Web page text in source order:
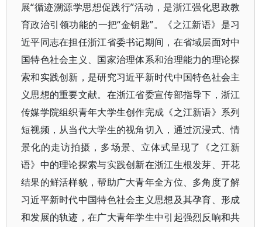
展“循迹溯源学思想促践行”活动，是浙江强化思政教
育政治引领功能的一把“金钥匙”。《之江新语》是习
近平同志在担任浙江省委书记期间，在省域层面对中
国特色社会主义、国家治理体系和治理能力的理论探
索和实践创新，是研究习近平新时代中国特色社会主
义思想的重要文献。在浙江省委宣传部指导下，浙江
传媒学院组织青年大学生创作完成《之江新语》系列
短视频，从当代大学生的视角切入，通过沉浸式、情
景化的走访拍摄，多场景、立体式呈现了《之江新
语》中的理论探索与实践创新在浙江生根发芽、开花
结果的鲜活样貌，帮助广大青年全方位、多角度了解
习近平新时代中国特色社会主义思想及其孕育、形成
和发展的轨迹，在广大青年学生中引起强烈反响和共